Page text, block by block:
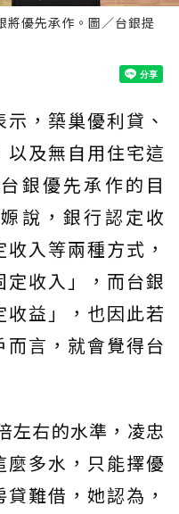
將優先承作。圖／台銀提
，築巢優利貸、
以及無自用住宅這
銀優先承作的目
說，銀行認定收
入等兩種方式，
收入」，而台銀
收益」，也因此若
言，就會覺得台
左右的水準，凌忠
麼多水，只能擇優
難借，她認為，